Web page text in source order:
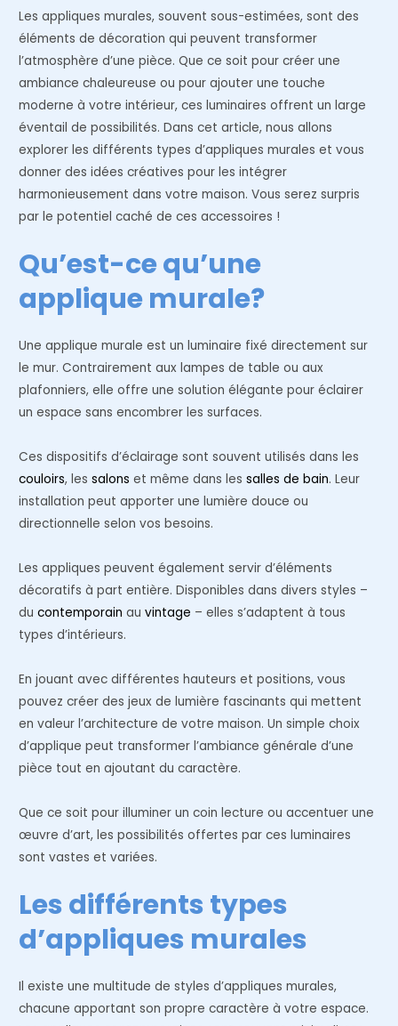
Les appliques murales, souvent sous-estimées, sont des
éléments de décoration qui peuvent transformer
l’atmosphère d’une pièce. Que ce soit pour créer une
ambiance chaleureuse ou pour ajouter une touche
moderne à votre intérieur, ces luminaires offrent un large
éventail de possibilités. Dans cet article, nous allons
explorer les différents types d’appliques murales et vous
donner des idées créatives pour les intégrer
harmonieusement dans votre maison. Vous serez surpris
par le potentiel caché de ces accessoires !
Qu’est-ce qu’une
applique murale?
Une applique murale est un luminaire fixé directement sur
le mur. Contrairement aux lampes de table ou aux
plafonniers, elle offre une solution élégante pour éclairer
un espace sans encombrer les surfaces.
Ces dispositifs d’éclairage sont souvent utilisés dans les
couloirs, lessalons et même dans lessalles de bain. Leur
installation peut apporter une lumière douce ou
directionnelle selon vos besoins.
Les appliques peuvent également servir d’éléments
décoratifs à part entière. Disponibles dans divers styles –
ducontemporain auvintage – elles s’adaptent à tous
types d’intérieurs.
En jouant avec différentes hauteurs et positions, vous
pouvez créer des jeux de lumière fascinants qui mettent
en valeur l’architecture de votre maison. Un simple choix
d’applique peut transformer l’ambiance générale d’une
pièce tout en ajoutant du caractère.
Que ce soit pour illuminer un coin lecture ou accentuer une
œuvre d’art, les possibilités offertes par ces luminaires
sont vastes et variées.
Les différents types
d’appliques murales
Il existe une multitude de styles d’appliques murales,
chacune apportant son propre caractère à votre espace.